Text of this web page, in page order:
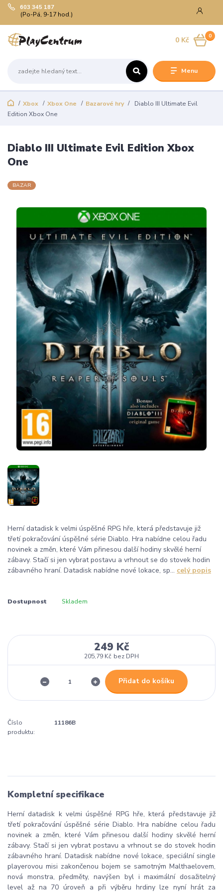
Menu
603 345 187
(Po-Pá, 9-17 hod.)
0
0 Kč
Xbox Xbox One Bazarové hry
Diablo III Ultimate Evil
Edition Xbox One
Diablo III Ultimate Evil Edition Xbox
One
BAZAR
Herní datadisk k velmi úspěšné RPG hře, která představuje již
třetí pokračování úspěšné série Diablo. Hra nabídne celou řadu
novinek a změn, které Vám přinesou další hodiny skvělé herní
zábavy. Stačí si jen vybrat postavu a vrhnout se do stovek hodin
zábavného hraní. Datadisk nabídne nové lokace, sp... celý popis
Dostupnost Skladem
249 Kč
205,79 Kč bez DPH
Přidat do košíku
Číslo
produktu:
11186B
Kompletní specifikace
Herní datadisk k velmi úspěšné RPG hře, která představuje již
třetí pokračování úspěšné série Diablo. Hra nabídne celou řadu
novinek a změn, které Vám přinesou další hodiny skvělé herní
zábavy. Stačí si jen vybrat postavu a vrhnout se do stovek hodin
zábavného hraní. Datadisk nabídne nové lokace, speciální single
playerovou misi zakončenou bojem se samotným Malthaelovem,
nová monstra, předměty, navýšen byl i maximální dosažitelný
level až na 70 úroveň a při výběru hrdiny lze nyní hrát za